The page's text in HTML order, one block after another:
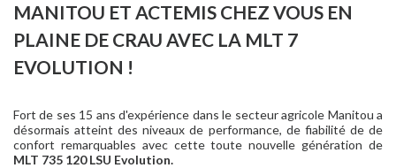
MANITOU ET ACTEMIS CHEZ VOUS EN
PLAINE DE CRAU AVEC LA MLT 7
EVOLUTION !
Fort de ses 15 ans d'expérience dans le secteur agricole Manitou a
désormais atteint des niveaux de performance, de fiabilité de de
confort remarquables avec cette toute nouvelle génération de
MLT 735 120 LSU Evolution.